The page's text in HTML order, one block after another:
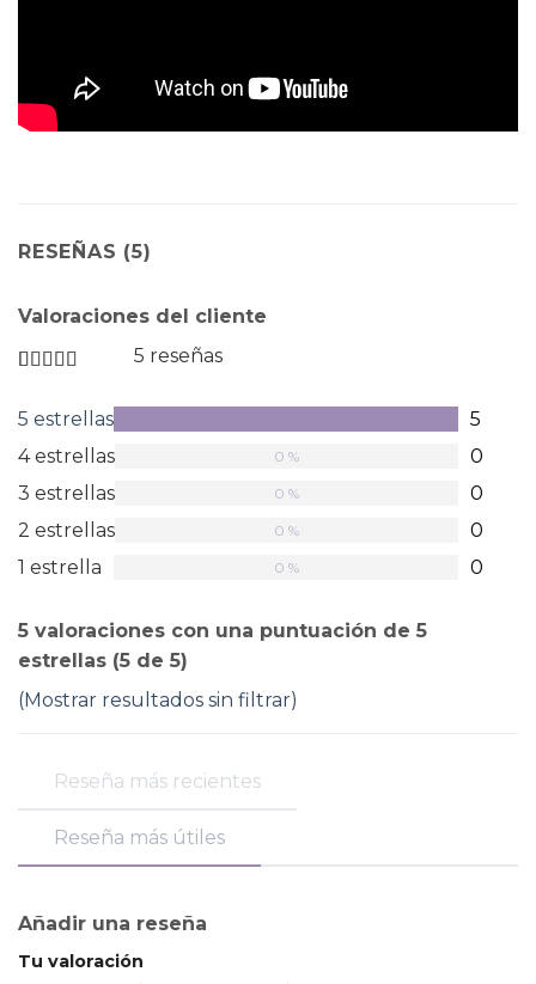
RESEÑAS (5)
Valoraciones del cliente
en
5
de
5
estrellas
5 reseñas
5 estrellas 5
4 estrellas 0
0 %
3 estrellas 0
0 %
2 estrellas 0
0 %
1 estrella 0
0 %
5 valoraciones con una puntuación de 5
estrellas (5 de 5)
(Mostrar resultados sin filtrar)
Reseña más recientes
Reseña más útiles
Añadir una reseña
Tu valoración